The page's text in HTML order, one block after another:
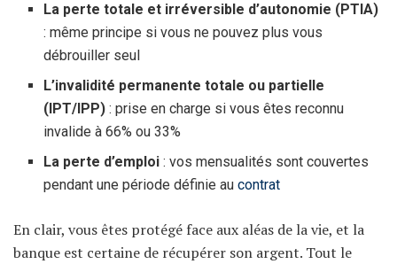
La perte totale et irréversible d’autonomie (PTIA)
: même principe si vous ne pouvez plus vous
débrouiller seul
L’invalidité permanente totale ou partielle
(IPT/IPP) : prise en charge si vous êtes reconnu
invalide à 66% ou 33%
La perte d’emploi : vos mensualités sont couvertes
pendant une période définie aucontrat
En clair, vous êtes protégé face aux aléas de la vie, et la
banque est certaine de récupérer son argent. Tout le